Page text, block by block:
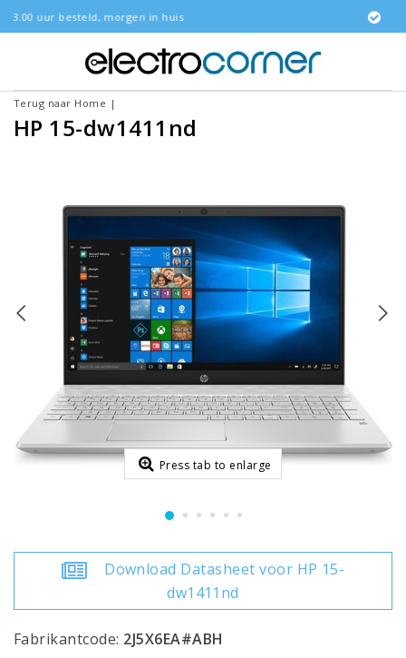
in huis
Terug naar Home |
HP 15-dw1411nd
Press tab to enlarge
Download Datasheet voor HP 15-
dw1411nd
Fabrikantcode: 2J5X6EA#ABH